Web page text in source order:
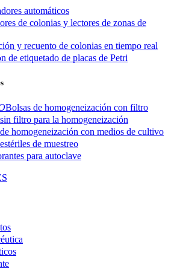
automáticos
de colonias y lectores de zonas de
y recuento de colonias en tiempo real
de etiquetado de placas de Petri
Bolsas de homogeneización con filtro
filtro para la homogeneización
homogeneización con medios de cultivo
de muestreo
para autoclave